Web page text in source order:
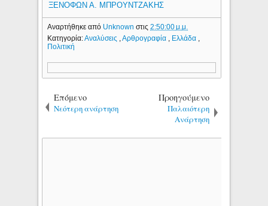
ΞΕΝΟΦΩΝ Α. ΜΠΡΟΥΝΤΖAΚΗΣ
Αναρτήθηκε από Unknownστις2:50:00 μ.μ.
Κατηγορία:Αναλύσεις ,Αρθρογραφία Ελλάδα
Πολιτική
Επόμενο
Νεότερη ανάρτηση
Προηγούμενο
Παλαιότερη
Ανάρτηση